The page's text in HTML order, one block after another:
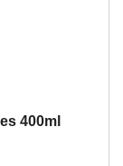
400ml